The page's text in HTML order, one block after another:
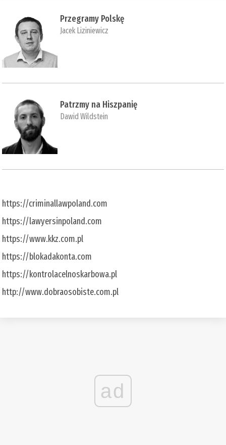
Przegramy Polskę
Jacek Liziniewicz
Patrzmy na Hiszpanię
Dawid Wildstein
https://criminallawpoland.com
https://lawyersinpoland.com
https://www.kkz.com.pl
https://blokadakonta.com
https://kontrolacelnoskarbowa.pl
http://www.dobraosobiste.com.pl
ad